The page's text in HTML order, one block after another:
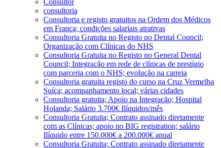
consultoria
Consultoria e registo gratuitos na Ordem dos Médicos
em França; condições salariais atrativas
Consultoria Gratuita no Registo no Dental Council;
Organização com Clínicas do NHS
Consultoria Gratuita no Registo no General Dental
Council; Integração em rede de clínicas de prestígio
com parceria com o NHS; evolução na carreia
Consultoria gratuita registo do curso na Cruz Vermelha
Suíça; acompanhamento local; várias cidades
Consultoria gratuita; Apoio na Integração; Hospital
Holanda; Salário 3.700€ Ilíquidos/mês
Consultoria Gratuita; Contrato assinado diretamente
com as Clínicas; apoio no BIG registration; salário
Ilíquido entre 150.000€ a 200.000€ anual
Consultoria Gratuita; Contrato assinado diretamente